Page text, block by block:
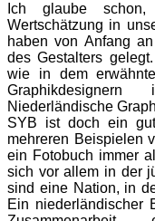
Ich glaube
Wertschätzung in
haben von Anfang
des Gestalters
wie in dem
Niederländische
SYB ist doch ein
mehreren Beispielen
ein Fotobuch immer
sich vor allem in der
sind eine Nation, in
Ein niederländischer